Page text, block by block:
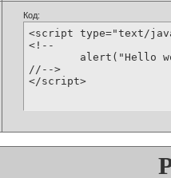
Код:
<script type="text/
<!--
//-->
</script>